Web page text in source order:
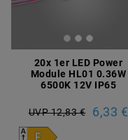
20x 1er LED Power
Module HL01 0.36W
6500K 12V IP65
UVP 12,83 € 6,33 €